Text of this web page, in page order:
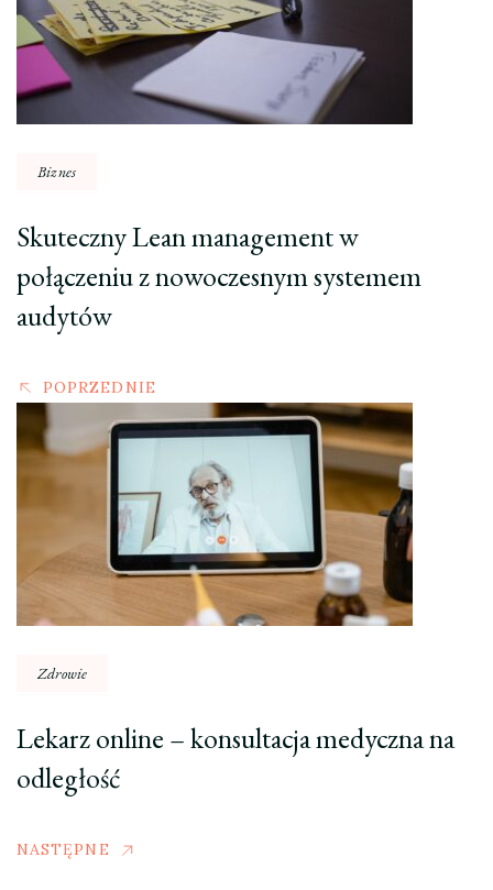
Biznes
Skuteczny Lean management w
połączeniu z nowoczesnym systemem
audytów
POPRZEDNIE
Zdrowie
Lekarz online – konsultacja medyczna na
odległość
NASTĘPNE